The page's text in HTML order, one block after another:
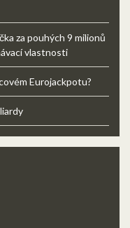
za pouhých 9 milionů
vlastnosti
Eurojackpotu?